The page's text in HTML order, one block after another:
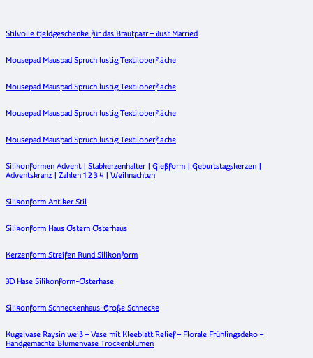
Stilvolle Geldgeschenke für das Brautpaar – Just Married
Mousepad Mauspad Spruch lustig Textiloberfläche
Mousepad Mauspad Spruch lustig Textiloberfläche
Mousepad Mauspad Spruch lustig Textiloberfläche
Mousepad Mauspad Spruch lustig Textiloberfläche
Silikonformen Advent | Stabkerzenhalter | Gießform | Geburtstagskerzen |
Adventskranz | Zahlen 1 2 3 4 | Weihnachten
Silikonform Antiker Stil
Silikonform Haus Ostern Osterhaus
Kerzenform Streifen Rund Silikonform
3D Hase Silikonform-Osterhase
Silikonform Schneckenhaus-Große Schnecke
Kugelvase Raysin weiß – Vase mit Kleeblatt Relief – Florale Frühlingsdeko –
Handgemachte Blumenvase Trockenblumen